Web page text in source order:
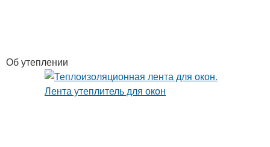
Об утеплении